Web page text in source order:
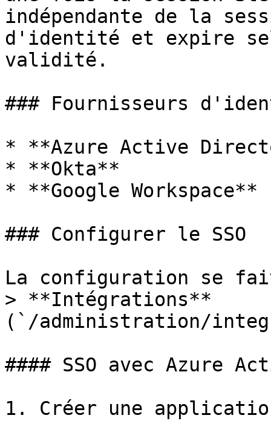
indépendante de la
d'identité et expire
validité.
### Fournisseurs
* **Azure Active
* **Okta**
* **Google Workspace**
### Configurer le SSO
La configuration se
> **Intégrations**
(`/administration/
#### SSO avec Azure
1. Créer une